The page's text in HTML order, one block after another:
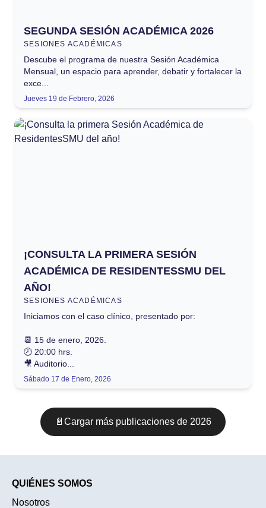
SEGUNDA SESIÓN ACADÉMICA 2026
SESIONES ACADÉMICAS
Descube el programa de nuestra Sesión Académica
Mensual, un espacio para aprender, debatir y fortalecer la
exce...
Jueves 19 de Febrero, 2026
¡CONSULTA LA PRIMERA SESIÓN
ACADÉMICA DE RESIDENTESSMU DEL
AÑO!
SESIONES ACADÉMICAS
Iniciamos con el caso clínico, presentado por:
📆 15 de enero, 2026.
🕗 20:00 hrs.
🎥 Auditorio...
Sábado 17 de Enero, 2026
📄 Cargar más publicaciones de 2026
QUIÉNES SOMOS
Nosotros